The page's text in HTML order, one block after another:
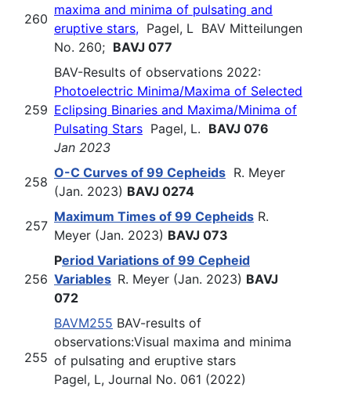
260
maxima and minima of pulsating and
eruptive stars, Pagel, L BAV Mitteilungen
No. 260; BAVJ 077
259
BAV-Results of observations 2022:
Photoelectric Minima/Maxima of Selected
Eclipsing Binaries and Maxima/Minima of
Pulsating Stars Pagel, L. BAVJ 076
Jan 2023
258
O-C Curves of 99 Cepheids R. Meyer
(Jan. 2023) BAVJ 0274
257
Maximum Times of 99 Cepheids R.
Meyer (Jan. 2023) BAVJ 073
256
Period Variations of 99 Cepheid
Variables R. Meyer (Jan. 2023) BAVJ
072
255
BAVM255 BAV-results of
observations:Visual maxima and minima
of pulsating and eruptive stars
Pagel, L, Journal No. 061 (2022)